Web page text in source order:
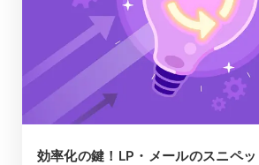
効率化の鍵！LP・メールのスニペ